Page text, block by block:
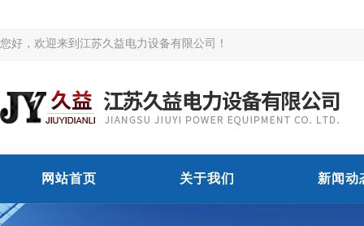
您好，欢迎来到江苏久益电力设备有限公司！
网站首页 关于我们 新闻动